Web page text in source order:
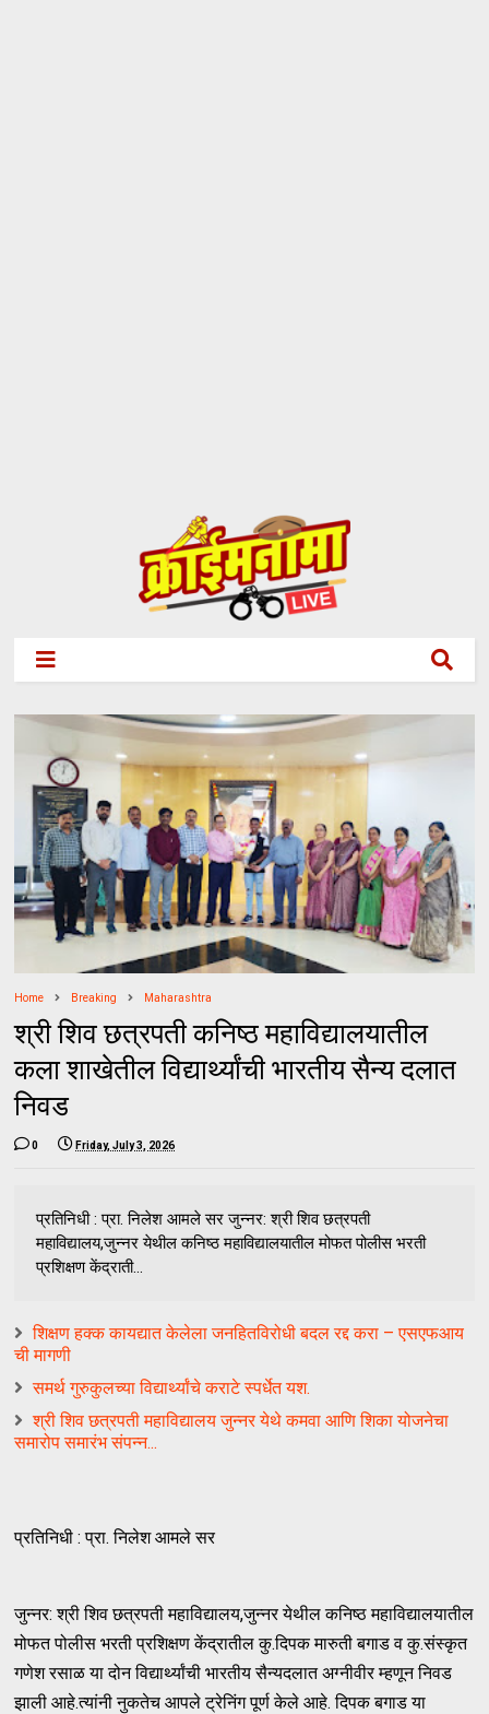
Home Breaking Maharashtra
श्री शिव छत्रपती कनिष्ठ महाविद्यालयातील
कला शाखेतील विद्यार्थ्यांची भारतीय सैन्य दलात
निवड
0 Friday, July 3, 2026
प्रतिनिधी : प्रा. निलेश आमले सर जुन्नर: श्री शिव छत्रपती
महाविद्यालय,जुन्नर येथील कनिष्ठ महाविद्यालयातील मोफत पोलीस भरती
प्रशिक्षण केंद्राती...
शिक्षण हक्क कायद्यात केलेला जनहितविरोधी बदल रद्द करा – एसएफआय
ची मागणी
समर्थ गुरुकुलच्या विद्यार्थ्यांचे कराटे स्पर्धेत यश.
श्री शिव छत्रपती महाविद्यालय जुन्नर येथे कमवा आणि शिका योजनेचा
समारोप समारंभ संपन्न...
प्रतिनिधी : प्रा. निलेश आमले सर
जुन्नर: श्री शिव छत्रपती महाविद्यालय,जुन्नर येथील कनिष्ठ महाविद्यालयातील
मोफत पोलीस भरती प्रशिक्षण केंद्रातील कु.दिपक मारुती बगाड व कु.संस्कृत
गणेश रसाळ या दोन विद्यार्थ्यांची भारतीय सैन्यदलात अग्नीवीर म्हणून निवड
झाली आहे.त्यांनी नुकतेच आपले ट्रेनिंग पूर्ण केले आहे. दिपक बगाड या